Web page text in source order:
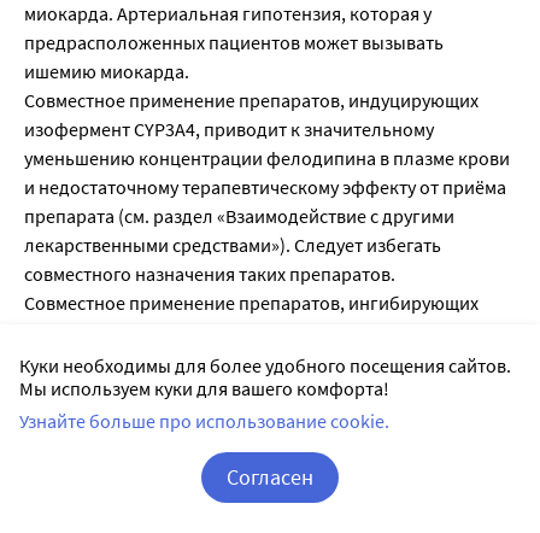
миокарда. Артериальная гипотензия, которая у
предрасположенных пациентов может вызывать
ишемию миокарда.
Совместное применение препаратов, индуцирующих
изофермент СYР3А4, приводит к значительному
уменьшению концентрации фелодипина в плазме крови
и недостаточному терапевтическому эффекту от приёма
препарата (см. раздел «Взаимодействие с другими
лекарственными средствами»). Следует избегать
совместного назначения таких препаратов.
Совместное применение препаратов, ингибирующих
увеличению концентрации фелодипина в плазме крови,
в связи с чем, следует избегать таких комбинаций.
Следует избегать приёма препарата с грейпфрутовым
соком из-за значительного увеличения концентрации
фелодипина в плазме крови. Необходимо тщательно
соблюдать гигиену полости рта (см. раздел «Побочное
Куки необходимы для более удобного посещения сайтов.
Мы используем куки для вашего комфорта!
Узнайте больше про использование cookie.
Согласен